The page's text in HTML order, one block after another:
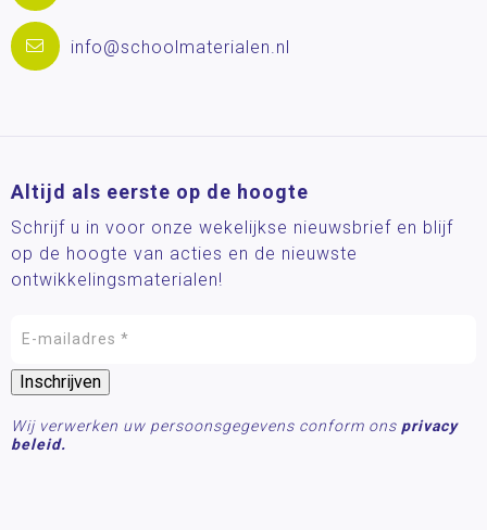
info@schoolmaterialen.nl
Altijd als eerste op de hoogte
Schrijf u in voor onze wekelijkse nieuwsbrief en blijf
op de hoogte van acties en de nieuwste
ontwikkelingsmaterialen!
Wij verwerken uw persoonsgegevens conform ons privacy
beleid.